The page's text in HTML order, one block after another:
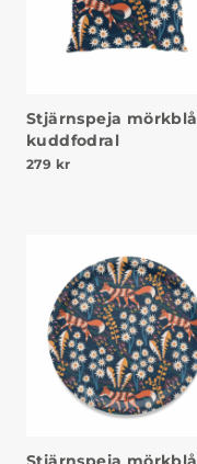
Stjärnspeja mörkblå
kuddfodral
279 kr